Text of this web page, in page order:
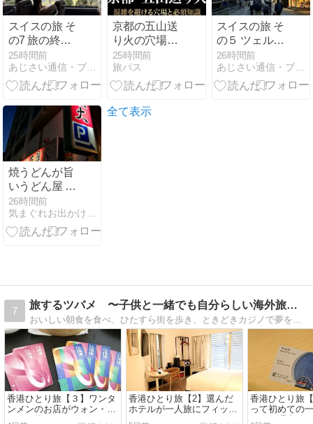
スイスの旅 そ
の7 旅の終わ
り
25時間前
京都の五山送
り火の穴場徹
底ガイド！混
雑回避の極意
25時間前
旅パス
スイスの旅 そ
の５ ツェルマ
ットからバス
でモンブラン
観光
26時間前
焼うどんが旨
いうどん屋 西
明石の万渡火
26時間前
全て表示
7
旅するツバメ 〜子供と一緒でも自分らしい海外旅行を〜
香港ひとり旅【３】ワンタ
ンメンのお店がウォン・カ
ーワイ推しだった
香港ひとり旅【2】選んだ
ホテルが一人旅にフィット
しすぎた
香港ひとり旅
って初めての
にした理由